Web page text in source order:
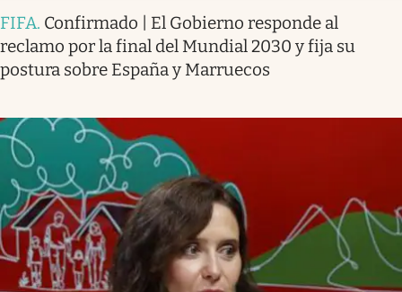
FIFA. Confirmado | El Gobierno responde al
reclamo por la final del Mundial 2030 y fija su
postura sobre España y Marruecos